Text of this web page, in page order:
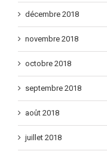
décembre 2018
novembre 2018
octobre 2018
septembre 2018
août 2018
juillet 2018